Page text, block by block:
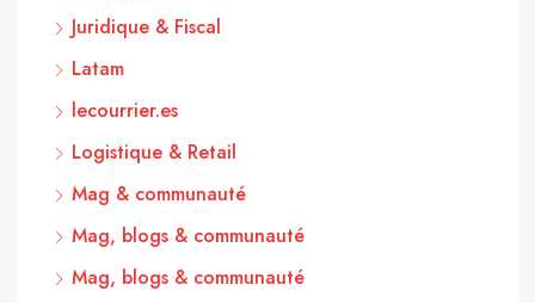
Juridique & Fiscal
Latam
lecourrier.es
Logistique & Retail
Mag & communauté
Mag, blogs & communauté
Mag, blogs & communauté